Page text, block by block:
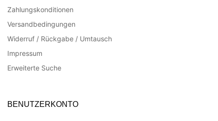
Zahlungskonditionen
Versandbedingungen
Widerruf / Rückgabe / Umtausch
Impressum
Erweiterte Suche
BENUTZERKONTO